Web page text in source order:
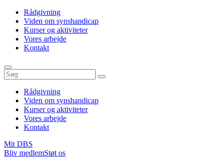
Rådgivning
Viden om synshandicap
Kurser og aktiviteter
Vores arbejde
Kontakt
Rådgivning
Viden om synshandicap
Kurser og aktiviteter
Vores arbejde
Kontakt
Mit DBS
Bliv medlemStøt os